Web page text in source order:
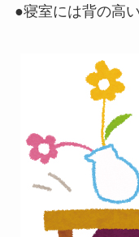
●寝室には背の高